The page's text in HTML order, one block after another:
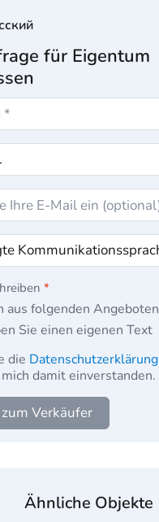
für Eigentum
*
aus folgenden Angeboten
Sie einen eigenen Text
die Datenschutzerklärung
damit einverstanden.
Verkäufer
Ähnliche Objekte